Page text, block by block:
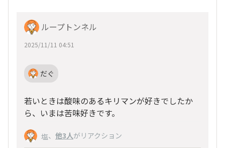
ループトンネル
2025/11/11 04:51
だぐ
若いときは酸味のあるキリマンが好きでしたか
ら、いまは苦味好きです。
塩、 他3人がリアクション